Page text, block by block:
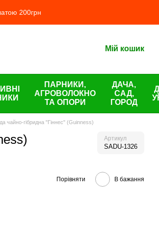
200грн
Мій кошик
ПАРНИКИ,
АГРОВОЛОКНО
ТА ОПОРИ
ДАЧА,
САД,
ГОРОД
чайно-гібридна "Гіннес" (Guinness)
Артикул
SADU-1326
Порівняти В бажання